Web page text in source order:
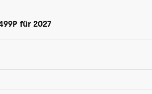
für 2027